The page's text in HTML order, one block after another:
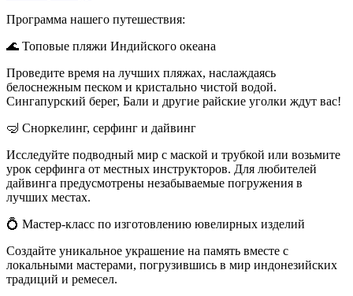
Программа нашего путешествия:
🌊 Топовые пляжи Индийского океана
Проведите время на лучших пляжах, наслаждаясь
белоснежным песком и кристально чистой водой.
Сингапурский берег, Бали и другие райские уголки ждут вас!
🤿 Сноркелинг, серфинг и дайвинг
Исследуйте подводный мир с маской и трубкой или возьмите
урок серфинга от местных инструкторов. Для любителей
дайвинга предусмотрены незабываемые погружения в
лучших местах.
💍 Мастер-класс по изготовлению ювелирных изделий
Создайте уникальное украшение на память вместе с
локальными мастерами, погрузившись в мир индонезийских
традиций и ремесел.